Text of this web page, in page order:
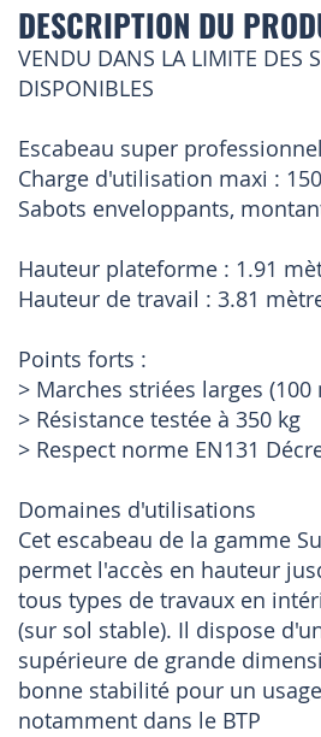
DESCRIPTION DU
VENDU DANS LA LIMITE DES
DISPONIBLES
Escabeau super
Charge d'utilisation maxi :
Sabots enveloppants,
Hauteur plateforme : 1.91
Hauteur de travail : 3.81
Points forts :
> Marches striées larges
> Résistance testée à 350 kg
> Respect norme EN131
Domaines d'utilisations
Cet escabeau de la gamme
permet l'accès en hauteur
tous types de travaux en
(sur sol stable). Il dispose
supérieure de grande
bonne stabilité pour un
notamment dans le BTP